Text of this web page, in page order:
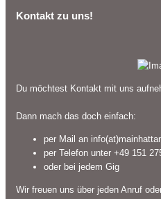
Kontakt zu uns!
Du möchtest Kontakt mit uns
Dann mach das doch einfach:
per Mail an
per Telefon unter +49 151
oder bei jedem Gig
Wir freuen uns über jeden Anruf